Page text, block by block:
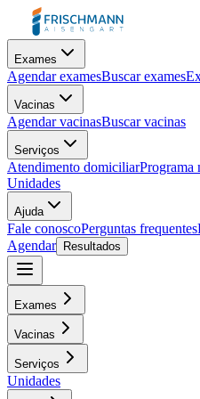
Exames
Agendar examesBuscar exames
Vacinas
Agendar vacinasBuscar vacinas
Serviços
Atendimento domiciliarPrograma
Unidades
Ajuda
Fale conoscoPerguntas frequentes
Agendar
Resultados
Exames
Vacinas
Serviços
Unidades